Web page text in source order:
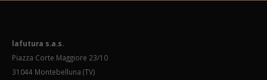
lafutura s.a.s.
Piazza Corte Maggiore 23/10
31044 Montebelluna (TV)